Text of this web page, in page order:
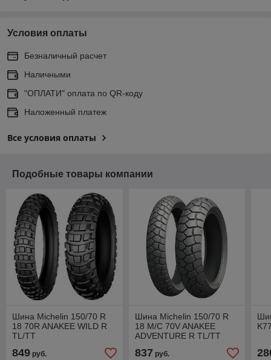
Условия оплаты
Безналичный расчет
Наличными
"ОПЛАТИ" оплата по QR-коду
Наложенный платеж
Все условия оплаты
Подобные товары компании
Шина Michelin 150/70 R
18 70R ANAKEE WILD R
TL/TT
849 руб.
Шина Michelin 150/70 R
18 M/C 70V ANAKEE
ADVENTURE R TL/TT
837 руб.